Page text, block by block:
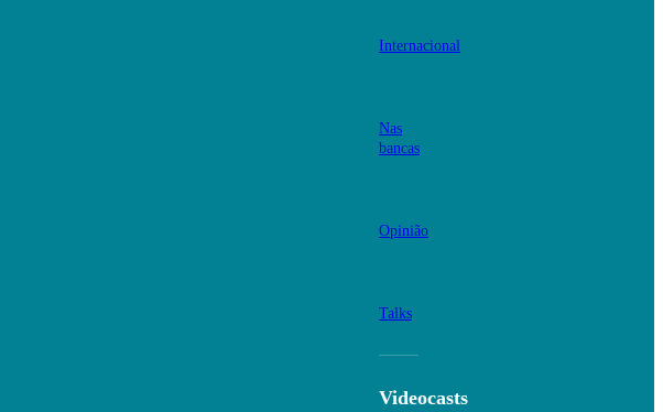
Internacional
Nas
bancas
Opinião
Talks
Videocasts